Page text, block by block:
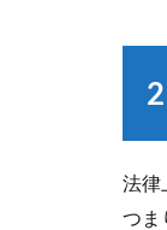
法律
つま